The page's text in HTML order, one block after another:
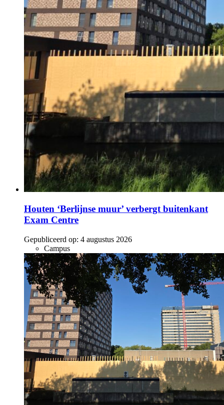
Houten ‘Berlijnse muur’ verbergt buitenkant
Exam Centre
Gepubliceerd op: 4 augustus 2026
Campus